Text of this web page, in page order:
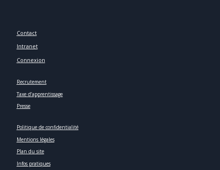
Contact
Intranet
Connexion
Recrutement
Taxe d’apprentissage
Presse
Politique de confidentialité
Mentions légales
Plan du site
Infos pratiques